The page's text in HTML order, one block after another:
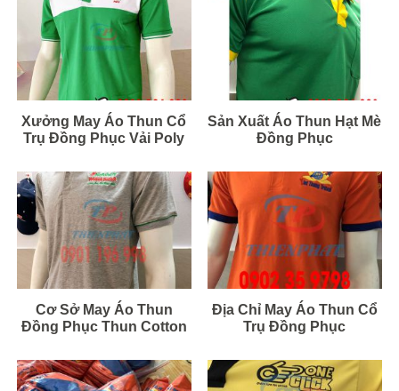
Xưởng May Áo Thun Cổ
Trụ Đồng Phục Vải Poly
Sản Xuất Áo Thun Hạt Mè
Đồng Phục
Cơ Sở May Áo Thun
Đồng Phục Thun Cotton
Địa Chỉ May Áo Thun Cổ
Trụ Đồng Phục